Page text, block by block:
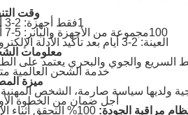
وقت
1فقط أجهزة: 2-3 أيام.
100مجموعة من الأجهزة والبانر: 5-7 أيام.
العينة: 2-3 أيام بعد تأكيد الأدلة الإلكترونية.
معلومات
السريع والجوي والبحري يعتمد على
خدمة الشحن العالمية
ميزة
ولديها سياسة صارمة، الشخص
أجل ضمان من الخطوة
100% التحقق أثناء الإنتاج